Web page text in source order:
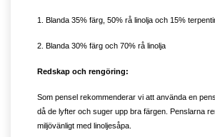
1. Blanda 35% färg, 50% rå linolja och 15%
2. Blanda 30% färg och 70% rå linolja
Redskap och rengöring:
Som pensel rekommenderar vi att använda en
då de lyfter och suger upp bra färgen. Penslarna
miljövänligt med linoljesåpa.